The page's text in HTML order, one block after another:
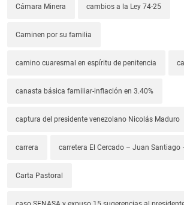
Cámara Minera cambios a la Ley 74-25
Caminen por su familia
camino cuaresmal en espíritu de penitencia
canasta básica familiar-inflación en 3.40%
captura del presidente venezolano Nicolás Maduro
carrera carretera El Cercado – Juan Santiago
Carta Pastoral